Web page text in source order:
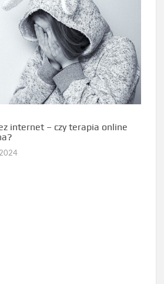
internet – czy terapia online